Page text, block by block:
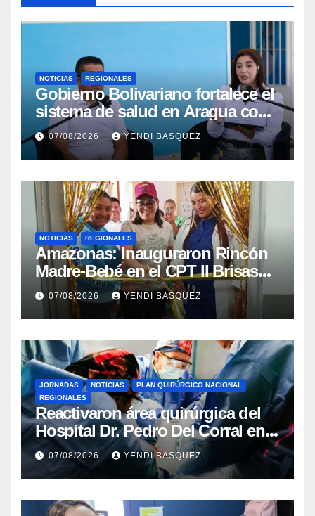
NOTICIAS REGIONALES
Gobierno Bolivariano fortalece el
sistema de salud en Aragua con
la reinauguración del CDI La
Mora
07/08/2026 YENDI BASQUEZ
NOTICIAS REGIONALES
​Amazonas: Inauguraron Rincón
Madre-Bebé en el CPT II Brisas
del Aeropuerto ​Inauguraron
Rincón
07/08/2026 YENDI BASQUEZ
JORNADAS NOTICIAS
PLAN QUIRÚRGICO NACIONAL
REGIONALES
Reactivaron área quirúrgica del
Hospital Dr. Pedro Del Corral en
Guárico
07/08/2026 YENDI BASQUEZ